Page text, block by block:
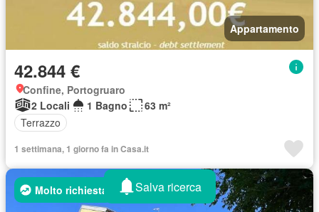
Appartamento
42.844 €
Confine, Portogruaro
2 Locali
1 Bagno
63 m²
Terrazzo
1 settimana, 1 giorno fa in Casa.it
Molto richiesta Salva ricerca